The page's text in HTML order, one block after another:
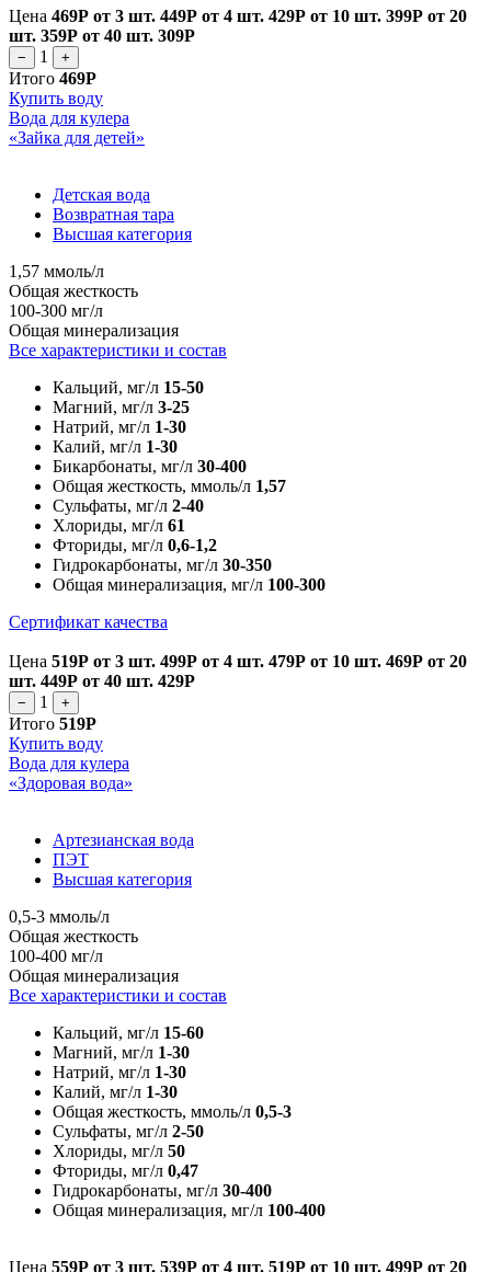
Цена 469Р от 3 шт. 449Р от 4 шт. 429Р от 10 шт. 399Р от 20
шт. 359Р от 40 шт. 309Р
− 1 +
Итого 469Р
Купить воду
Вода для кулера
«Зайка для детей»
Детская вода
Возвратная тара
Высшая категория
1,57 ммоль/л
Общая жесткость
100-300 мг/л
Общая минерализация
Все характеристики и состав
Кальций, мг/л 15-50
Магний, мг/л 3-25
Натрий, мг/л 1-30
Калий, мг/л 1-30
Бикарбонаты, мг/л 30-400
Общая жесткость, ммоль/л 1,57
Сульфаты, мг/л 2-40
Хлориды, мг/л 61
Фториды, мг/л 0,6-1,2
Гидрокарбонаты, мг/л 30-350
Общая минерализация, мг/л 100-300
Сертификат качества
Цена 519Р от 3 шт. 499Р от 4 шт. 479Р от 10 шт. 469Р от 20
шт. 449Р от 40 шт. 429Р
− 1 +
Итого 519Р
Купить воду
Вода для кулера
«Здоровая вода»
Артезианская вода
ПЭТ
Высшая категория
0,5-3 ммоль/л
Общая жесткость
100-400 мг/л
Общая минерализация
Все характеристики и состав
Кальций, мг/л 15-60
Магний, мг/л 1-30
Натрий, мг/л 1-30
Калий, мг/л 1-30
Общая жесткость, ммоль/л 0,5-3
Сульфаты, мг/л 2-50
Хлориды, мг/л 50
Фториды, мг/л 0,47
Гидрокарбонаты, мг/л 30-400
Общая минерализация, мг/л 100-400
Цена 559Р от 3 шт. 539Р от 4 шт. 519Р от 10 шт. 499Р от 20